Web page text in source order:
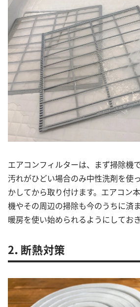
エアコンフィルターは、まず掃除機
汚れがひどい場合のみ中性洗剤を使
かしてから取り付けます。エアコン
機やその周辺の掃除も今のうちに済
暖房を使い始められるようにしてお
2．断熱対策